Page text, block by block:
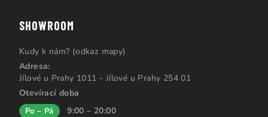
SHOWROOM
Kudy k nám? (odkaz mapy)
Adresa:
Jílové u Prahy 1011 - Jílové u Prahy 254 01
Otevírací doba
Po – Pá 9:00 – 20:00